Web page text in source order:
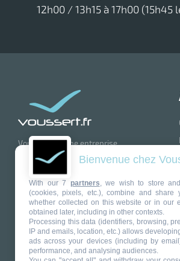
12h00 / 13h15 à 17h00 (15h45
Voussert est une entreprise
française renommée, spécialisée
dans la vente en ligne de produits et
matériel d'entretien pour les
professionnels et particuliers.
Avec plus de 30 ans d'expérience,
Voussert offre une large gamme de
produits allant des produits
d'entretien, matériel de nettoyage,
équipements de protection
individuelle, jusqu'aux articles de
Bienvenue chez
With our 7 partners, we wish to store
(cookies, pixels, etc.), combine and
whether collected on this website or in our
obtained later, including in other contexts.
Processing this data (identifiers, browsing,
IP and emails, location, etc.) allows
ads across your devices (including by
performance, and analysing audiences.